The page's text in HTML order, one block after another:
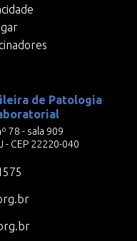
de Patologia
78 - sala 909
- CEP 22220-040